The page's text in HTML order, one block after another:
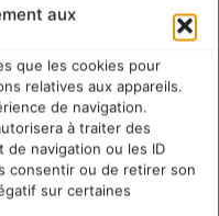
aux
que les cookies pour
relatives aux appareils.
de navigation.
à traiter des
navigation ou les ID
consentir ou de retirer son
sur certaines